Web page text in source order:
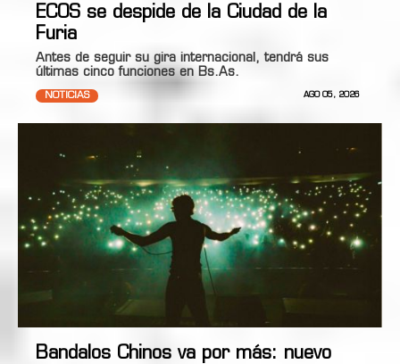
ECOS se despide de la Ciudad de la
Furia
Antes de seguir su gira internacional, tendrá sus
últimas cinco funciones en Bs.As.
NOTICIAS AGO 05, 2026
Bandalos Chinos va por más: nuevo